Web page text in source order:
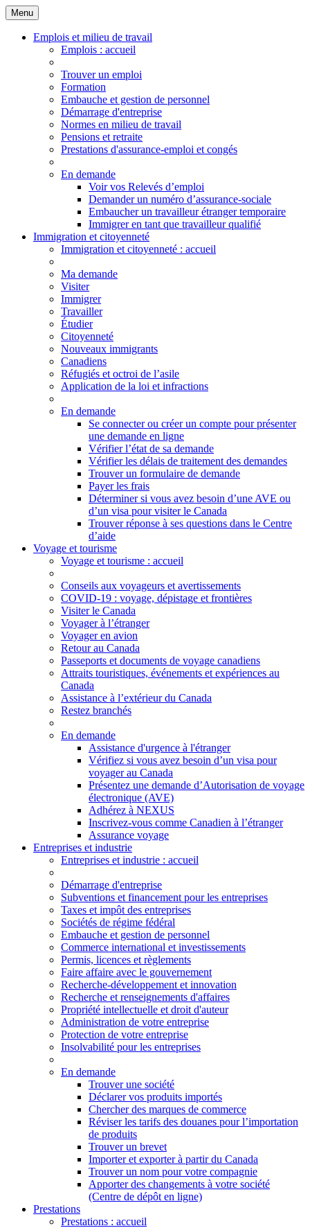
Menu
Principales
Menu
Emplois et milieu de travail
Emplois : accueil
Trouver un emploi
Formation
Embauche et gestion de personnel
Démarrage d'entreprise
Normes en milieu de travail
Pensions et retraite
Prestations d'assurance-emploi et congés
En demande
Voir vos Relevés d’emploi
Demander un numéro d’assurance-sociale
Embaucher un travailleur étranger temporaire
Immigrer en tant que travailleur qualifié
Immigration et citoyenneté
Immigration et citoyenneté : accueil
Ma demande
Visiter
Immigrer
Travailler
Étudier
Citoyenneté
Nouveaux immigrants
Canadiens
Réfugiés et octroi de l’asile
Application de la loi et infractions
En demande
Se connecter ou créer un compte pour présenter
une demande en ligne
Vérifier l’état de sa demande
Vérifier les délais de traitement des demandes
Trouver un formulaire de demande
Payer les frais
Déterminer si vous avez besoin d’une AVE ou
d’un visa pour visiter le Canada
Trouver réponse à ses questions dans le Centre
d’aide
Voyage et tourisme
Voyage et tourisme : accueil
Conseils aux voyageurs et avertissements
COVID-19 : voyage, dépistage et frontières
Visiter le Canada
Voyager à l’étranger
Voyager en avion
Retour au Canada
Passeports et documents de voyage canadiens
Attraits touristiques, événements et expériences au
Canada
Assistance à l’extérieur du Canada
Restez branchés
En demande
Assistance d'urgence à l'étranger
Vérifiez si vous avez besoin d’un visa pour
voyager au Canada
Présentez une demande d’Autorisation de voyage
électronique (AVE)
Adhérez à NEXUS
Inscrivez-vous comme Canadien à l’étranger
Assurance voyage
Entreprises et industrie
Entreprises et industrie : accueil
Démarrage d'entreprise
Subventions et financement pour les entreprises
Taxes et impôt des entreprises
Sociétés de régime fédéral
Embauche et gestion de personnel
Commerce international et investissements
Permis, licences et règlements
Faire affaire avec le gouvernement
Recherche-développement et innovation
Recherche et renseignements d'affaires
Propriété intellectuelle et droit d'auteur
Administration de votre entreprise
Protection de votre entreprise
Insolvabilité pour les entreprises
En demande
Trouver une société
Déclarer vos produits importés
Chercher des marques de commerce
Réviser les tarifs des douanes pour l’importation
de produits
Trouver un brevet
Importer et exporter à partir du Canada
Trouver un nom pour votre compagnie
Apporter des changements à votre société
(Centre de dépôt en ligne)
Prestations
Prestations : accueil